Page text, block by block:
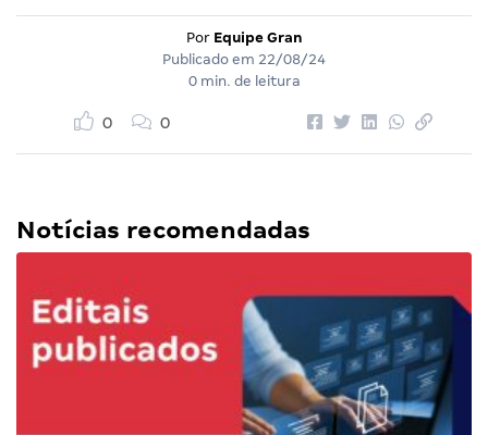
Por Equipe Gran
Publicado em 22/08/24
0 min. de leitura
0 0
Notícias recomendadas